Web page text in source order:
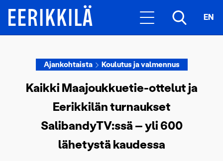
EN
Ajankohtaista Koulutus ja valmennus
Kaikki Maajoukkuetie-ottelut ja
Eerikkilän turnaukset
SalibandyTV:ssä – yli 600
lähetystä kaudessa